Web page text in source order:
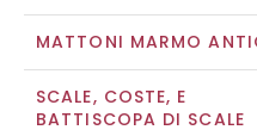
MATTONI MARMO
SCALE, COSTE, E
BATTISCOPA DI SCALE